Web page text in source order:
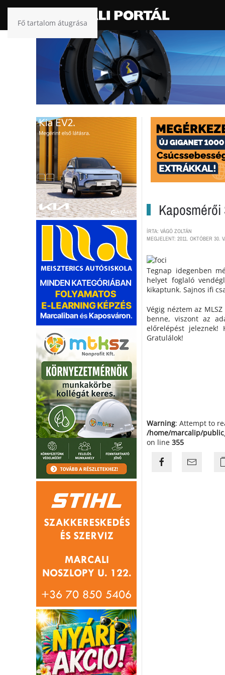
Fő tartalom átugrása
ÍRTA: VÁGÓ ZOLTÁN
MEGJELENT: 2011. OKTÓBER 30.
Tegnap idegenben
helyet foglaló
kikaptunk. Sajnos ifi
Végig néztem az
benne, viszont az
előrelépést jeleznek!
Gratulálok!
Warning: Attempt to
/home/marcalip/
on line 355